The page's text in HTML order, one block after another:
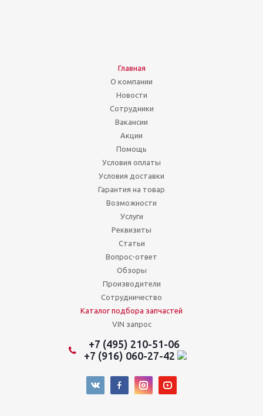
Главная
О компании
Новости
Сотрудники
Вакансии
Акции
Помощь
Условия оплаты
Условия доставки
Гарантия на товар
Возможности
Услуги
Реквизиты
Статьи
Вопрос-ответ
Обзоры
Производители
Сотрудничество
Каталог подбора запчастей
VIN запрос
+7 (495) 210-51-06
+7 (916) 060-27-42